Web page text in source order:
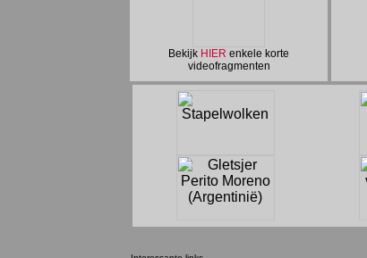
Bekijk HIER enkele korte
videofragmenten